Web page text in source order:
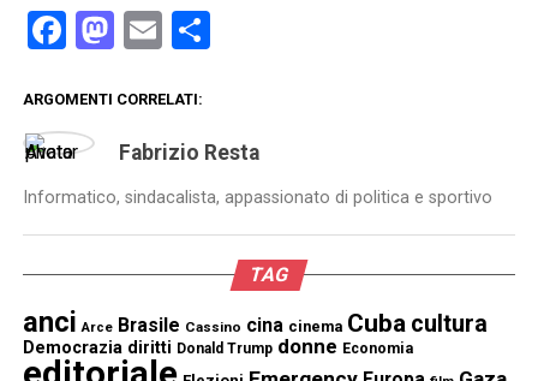
Facebook
Mastodon
EmailCondividi
ARGOMENTI CORRELATI:
Fabrizio Resta
Informatico, sindacalista, appassionato di politica e sportivo
TAG
anci Arce Brasile Cassino cina cinema Cuba cultura
Democrazia diritti Donald Trump donne Economia